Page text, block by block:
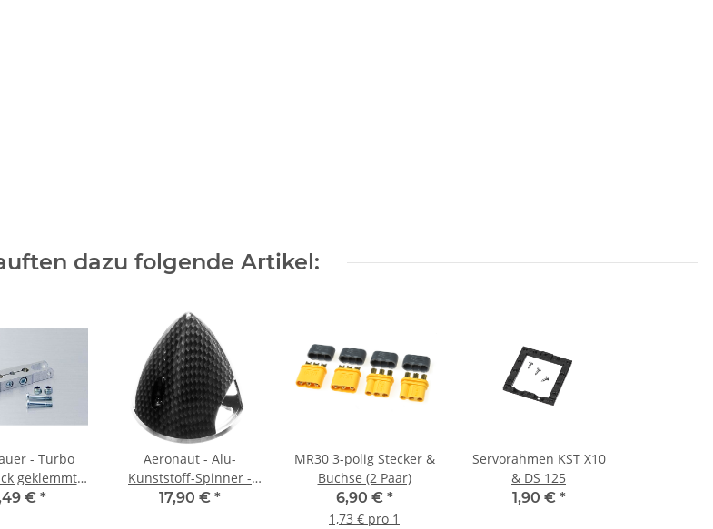
dazu folgende Artikel:
- Turbo
geklemmt -
8mm
€ *
Aeronaut - Alu-
Kunststoff-Spinner -
carbon-optik - 57mm
17,90 € *
MR30 3-polig Stecker &
Buchse (2 Paar)
6,90 € *
1,73 € pro 1
Servorahmen KST X10
& DS 125
1,90 € *